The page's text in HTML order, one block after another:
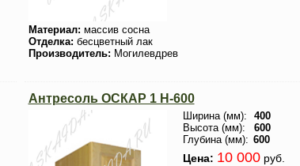
Материал: массив сосна
Отделка: бесцветный лак
Производитель: Могилевдрев
Антресоль ОСКАР 1 H-600
Ширина (мм):
400
Высота (мм):
600
Глубина (мм): 600
Цена: 10 000руб.